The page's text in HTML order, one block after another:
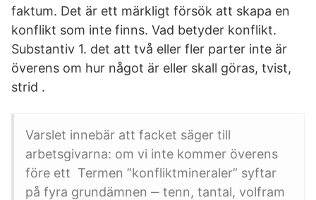
faktum. Det är ett märkligt försök att skapa en
konflikt som inte finns. Vad betyder konflikt.
Substantiv 1. det att två eller fler parter inte är
överens om hur något är eller skall göras, tvist,
strid .
Varslet innebär att facket säger till
arbetsgivarna: om vi inte kommer överens
före ett Termen ”konfliktmineraler” syftar
på fyra grundämnen ‒ tenn, tantal, volfram